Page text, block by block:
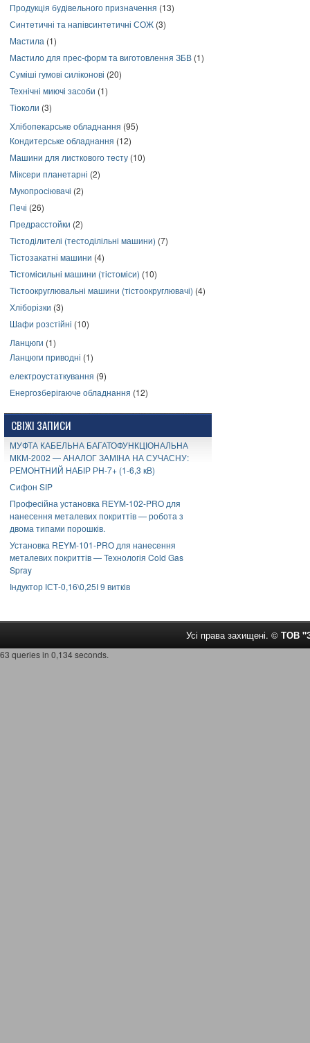
Продукція будівельного призначення (13)
Синтетичні та напівсинтетичні СОЖ (3)
Мастила (1)
Мастило для прес-форм та виготовлення ЗБВ (1)
Суміші гумові силіконові (20)
Технічні миючі засоби (1)
Тіоколи (3)
Хлібопекарське обладнання (95)
Кондитерське обладнання (12)
Машини для листкового тесту (10)
Міксери планетарні (2)
Мукопросіювачі (2)
Печі (26)
Предрасстойки (2)
Тістоділителі (тестоділільні машини) (7)
Тістозакатні машини (4)
Тістомісильні машини (тістоміси) (10)
Тістоокруглювальні машини (тістоокруглювачі) (4)
Хліборізки (3)
Шафи розстійні (10)
Ланцюги (1)
Ланцюги приводні (1)
електроустаткування (9)
Енергозберігаюче обладнання (12)
СВІЖІ ЗАПИСИ
МУФТА КАБЕЛЬНА БАГАТОФУНКЦІОНАЛЬНА
МКМ-2002 — АНАЛОГ ЗАМІНА НА СУЧАСНУ:
РЕМОНТНИЙ НАБІР РН-7+ (1-6,3 кВ)
Сифон SIP
Професійна установка REYM-102-PRO для
нанесення металевих покриттів — робота з
двома типами порошків.
Установка REYM-101-PRO для нанесення
металевих покриттів — Технологія Cold Gas
Spray
Індуктор ІСТ-0,16\0,25І 9 витків
Усі права захищені. © ТОВ
63 queries in 0,134 seconds.